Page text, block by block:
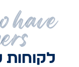
have